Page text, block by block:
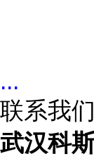
...
联系我们
武汉科